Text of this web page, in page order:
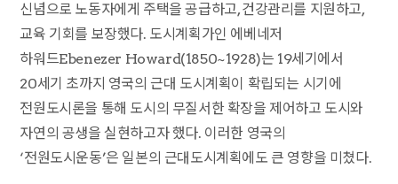
신념으로 노동자에게 주택을 공급하고, 건강관리를 지원하고,
교육 기회를 보장했다. 도시계획가인 에베네저
하워드Ebenezer Howard(1850~1928)는 19세기에서
20세기 초까지 영국의 근대 도시계획이 확립되는 시기에
전원도시론을 통해 도시의 무질서한 확장을 제어하고 도시와
자연의 공생을 실현하고자 했다. 이러한 영국의
‘전원도시운동’은 일본의 근대도시계획에도 큰 영향을 미쳤다.